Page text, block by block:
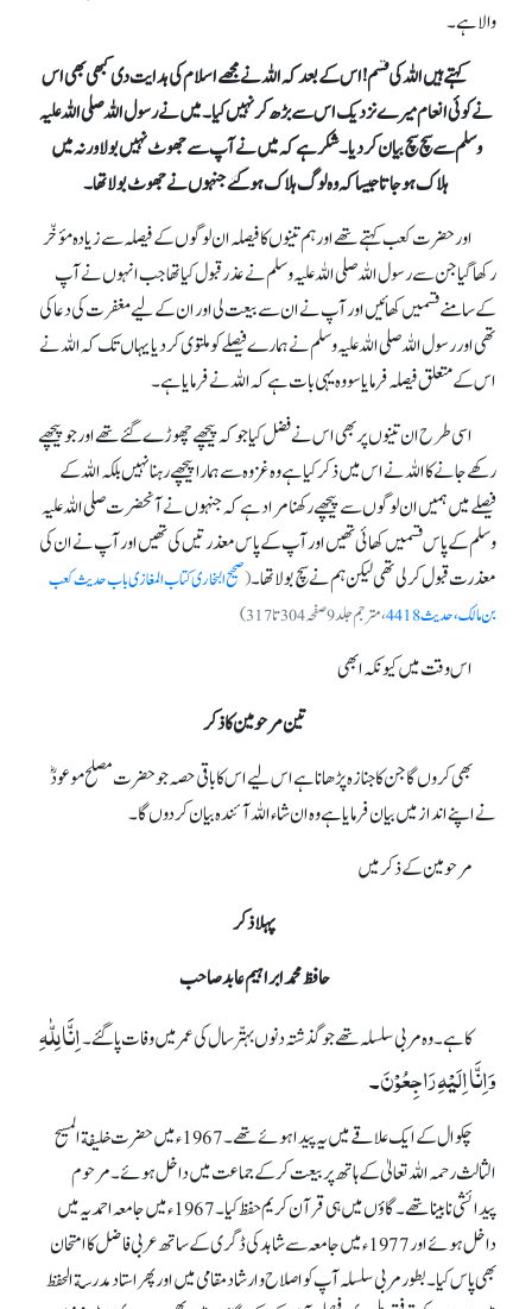
والا ہے۔
کہتے ہیں اللہ کی قسم !اس کے بعد کہ اللہ نے مجھے اسلام کی ہدایت دی کبھی بھی اس
نے کوئی انعام میرے نزدیک اس سے بڑھ کر نہیں کیا۔ میں نے رسول اللہ صلی اللہ علیہ
وسلم سے سچ سچ بیان کردیا۔ شکر ہے کہ میں نے آپ سے جھوٹ نہیں بولا ورنہ میں
ہلاک ہوجاتا جیسا کہ وہ لوگ ہلاک ہوگئے جنہوں نے جھوٹ بولا تھا۔
اور حضرت کعب کہتے تھے اور ہم تینوں کا فیصلہ ان لوگوں کے فیصلہ سے زیادہ مؤخّر
رکھا گیا جن سے رسول اللہ صلی اللہ علیہ وسلم نے عذر قبول کیا تھا جب انہوں نے آپ
کے سامنے قسمیں کھائیں اور آپ نے ان سے بیعت لی اور ان کے لیے مغفرت کی دعا کی
تھی اور رسول اللہ صلی اللہ علیہ وسلم نے ہمارے فیصلے کو ملتوی کردیا یہاں تک کہ اللہ نے
اس کے متعلق فیصلہ فرمایا سو وہ یہی بات ہے کہ اللہ نے فرمایا ہے۔
اسی طرح ان تینوں پر بھی اس نے فضل کیا جو کہ پیچھے چھوڑے گئے تھے اور جو پیچھے
رکھے جانے کا اللہ نے اس میں ذکر کیا ہے وہ غزوہ سے ہمارا پیچھے رہنا نہیں بلکہ اللہ کے
فیصلے میں ہمیں ان لوگوں سے پیچھے رکھنا مراد ہے کہ جنہوں نے آنحضرت صلی اللہ علیہ
وسلم کے پاس قسمیں کھائی تھیں اور آپ کے پاس معذرتیں کی تھیں اور آپ نے ان کی
معذرت قبول کرلی تھی لیکن ہم نے سچ بولا تھا۔( صحیح البخاری کتاب المغازی باب حدیث کعب
بن مالک، حدیث 4418
، مترجم جلد9 صفحہ 304 تا 317)
اس وقت میں کیونکہ ابھی
تین مرحومین کا ذکر
بھی کروں گا جن کا جنازہ پڑھانا ہے اس لیے اس کا باقی حصہ جو حضرت مصلح موعودؓ
نے اپنے انداز میں بیان فرمایا ہے وہ ان شاءاللہ آئندہ بیان کردوں گا۔
مرحومین کےذکر میں
پہلا ذکر
حافظ محمد ابراہیم عابد صاحب
کا ہے۔ وہ مربی سلسلہ تھے جو گذشتہ دنوں بہتّر سال کی عمر میں وفات پا گئے۔اِنَّا لِلّٰہِ
وَاِنَّا اِلَیْہِ رَاجِعُوْنَ۔
چکوال کے ایک علاقے میں یہ پیدا ہوئے تھے۔ 1967ء میں حضرت خلیفة المسیح
الثالث رحمہ اللہ تعالیٰ کے ہاتھ پر بیعت کرکے جماعت میں داخل ہوئے۔ مرحوم
پیدائشی نابینا تھے۔ گاؤں میں ہی قرآن کریم حفظ کیا۔ 1967ء میں جامعہ احمدیہ میں
داخل ہوئے اور 1977ء میں جامعہ سے شاہد کی ڈگری کے ساتھ عربی فاضل کا امتحان
بھی پاس کیا۔ بطور مربی سلسلہ آپ کو اصلاح و ارشاد مقامی میں اور پھر استاد مدرسة الحفظ